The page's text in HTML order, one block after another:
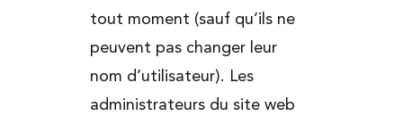
tout moment (sauf qu’ils ne
peuvent pas changer leur
nom d’utilisateur). Les
administrateurs du site web